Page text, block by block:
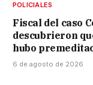
POLICIALES
Fiscal del caso
descubrieron
hubo
6 de agosto de 2026